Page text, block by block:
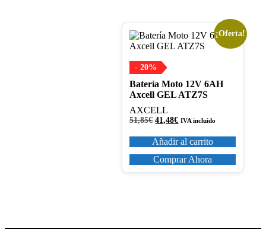
¡Oferta!
- 20%
Batería Moto 12V 6AH
Axcell GEL ATZ7S
AXCELL
51,85€ El
original
era:
51,85€.
41,48€El
actual
es:
41,48€.
IVA incluido
Añadir al carrito
Comprar Ahora